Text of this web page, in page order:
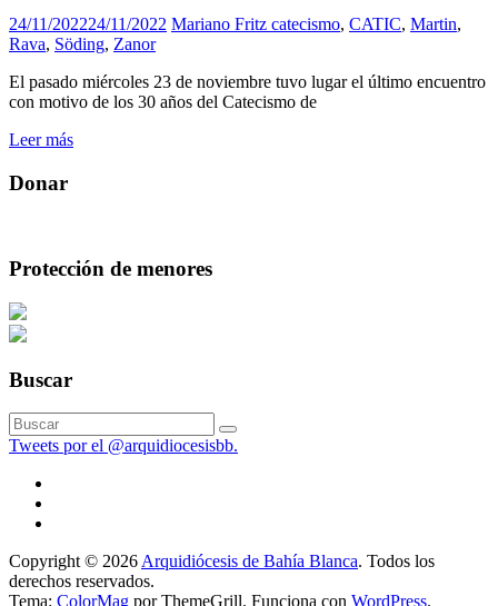
24/11/202224/11/2022 Mariano Fritz catecismo, CATIC, Martin,
Rava, Söding, Zanor
El pasado miércoles 23 de noviembre tuvo lugar el último encuentro
con motivo de los 30 años del Catecismo de
Leer más
Donar
Protección de menores
Buscar
Tweets por el @arquidiocesisbb.
Copyright © 2026Arquidiócesis de Bahía Blanca. Todos los
derechos reservados.
Tema: ColorMag por ThemeGrill. Funciona con WordPress.